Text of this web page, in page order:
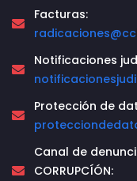
Facturas:
Notificaciones
Protección de
Canal de
CORRUPCÍÓN: